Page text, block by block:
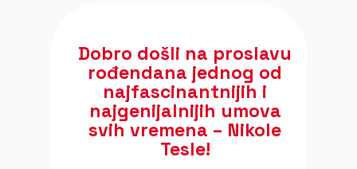
Dobro došli na proslavu
rođendana jednog od
najfascinantnijih i
najgenijalnijih umova
svih vremena – Nikole
Tesle!